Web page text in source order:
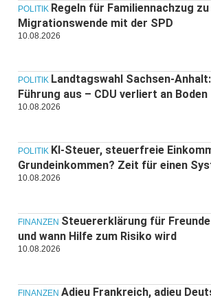
POLITIK Regeln für Familiennachzug
Migrationswende mit der SPD
10.08.2026
POLITIK Landtagswahl Sachsen-
Führung aus – CDU verliert an Boden
10.08.2026
POLITIK KI-Steuer, steuerfreie
Grundeinkommen? Zeit für einen
10.08.2026
FINANZEN Steuererklärung für
und wann Hilfe zum Risiko wird
10.08.2026
FINANZEN Adieu Frankreich, adieu